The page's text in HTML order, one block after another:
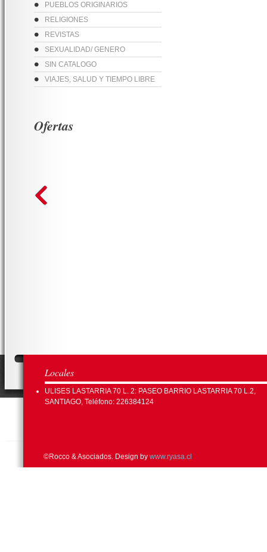
PUEBLOS ORIGINARIOS
RELIGIONES
REVISTAS
SEXUALIDAD/ GENERO
SIN CATALOGO
VIAJES, SALUD Y TIEMPO LIBRE
Ofertas
Locales
ULISES LASTARRIA 70 L. 2: PASEO BARRIO LASTARRIA 70 L.2,
SANTIAGO, Teléfono: 226384124
©Rocco & Asociados. Design by www.ryasa.cl